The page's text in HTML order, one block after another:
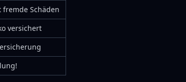
Schäden
versichert